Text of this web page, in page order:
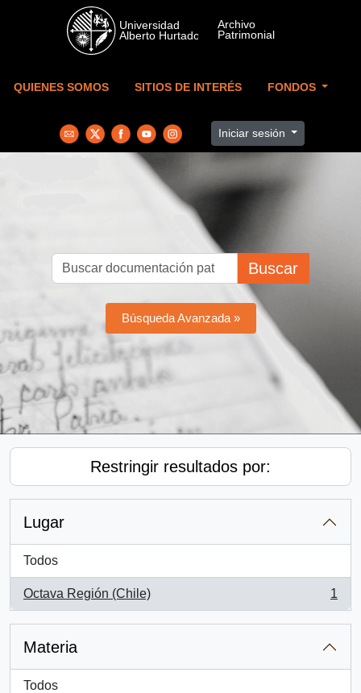
Skip to main content
QUIENES SOMOS SITIOS DE INTERÉS FONDOS
Iniciar sesión
Buscar
Búsqueda Avanzada »
Restringir resultados por:
Lugar
Todos
Octava Región (Chile)
, 1 resultados
1
Materia
Todos